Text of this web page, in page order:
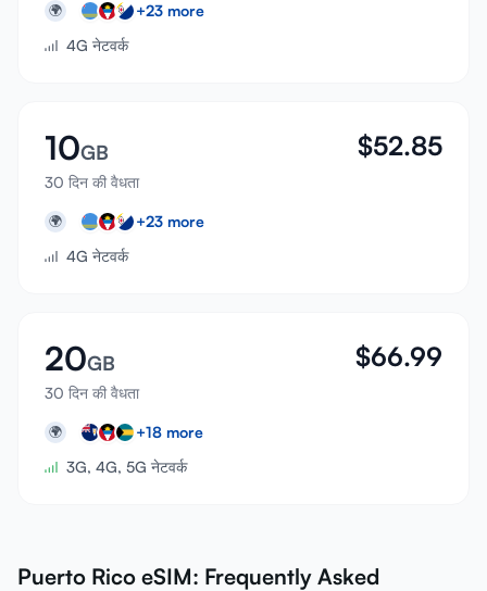
🌍 +23 more
4G नेटवर्क
10GB
30 दिन की वैधता
$52.85
🌍 +23 more
4G नेटवर्क
20GB
30 दिन की वैधता
$66.99
🌍 +18 more
3G, 4G, 5G नेटवर्क
Puerto Rico eSIM: Frequently Asked